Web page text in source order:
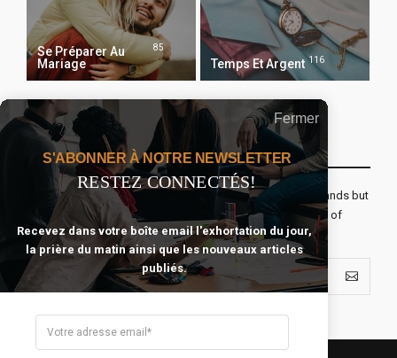
Se Préparer Au
Mariage
85
Temps Et Argent 116
Recevoir Notre Newsletter Chaque Matin
The real voyage of discovery consists not in seeking new lands but
seeing with new eyes. All journeys have secret destinations of
which the traveler is unaware.
Fermer
S'ABONNER À NOTRE NEWSLETTER
RESTEZ CONNECTÉS!
Recevez dans votre boîte email l'exhortation du jour,
la prière du matin ainsi que les nouveaux articles
publiés.